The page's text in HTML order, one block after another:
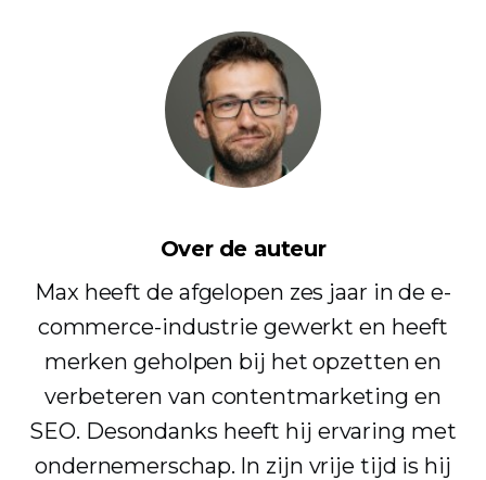
Over de auteur
Max heeft de afgelopen zes jaar in de e-
commerce-industrie gewerkt en heeft
merken geholpen bij het opzetten en
verbeteren van contentmarketing en
SEO. Desondanks heeft hij ervaring met
ondernemerschap. In zijn vrije tijd is hij